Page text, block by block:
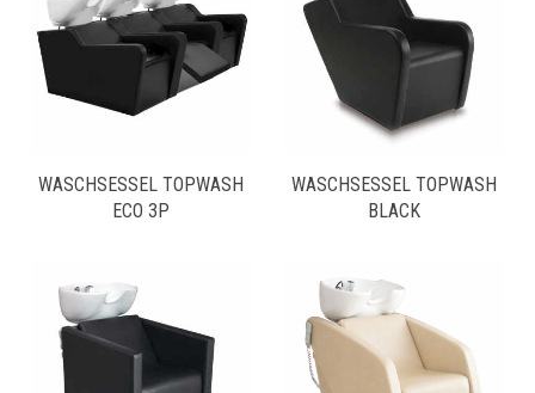
WASCHSESSEL TOPWASH
ECO 3P
WASCHSESSEL TOPWASH
BLACK